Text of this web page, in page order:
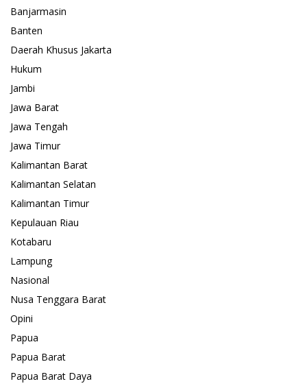
Banjarmasin
Banten
Daerah Khusus Jakarta
Hukum
Jambi
Jawa Barat
Jawa Tengah
Jawa Timur
Kalimantan Barat
Kalimantan Selatan
Kalimantan Timur
Kepulauan Riau
Kotabaru
Lampung
Nasional
Nusa Tenggara Barat
Opini
Papua
Papua Barat
Papua Barat Daya